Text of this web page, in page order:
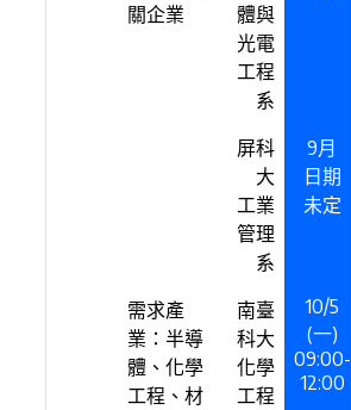
關企業
體與
光電
工程
系
屏科
大
工業
管理
系
9月
日期
未定
需求產
業：半導
體、化學
工程、材
南臺
科大
化學
工程
10/5
(一)
09:00-
12:00